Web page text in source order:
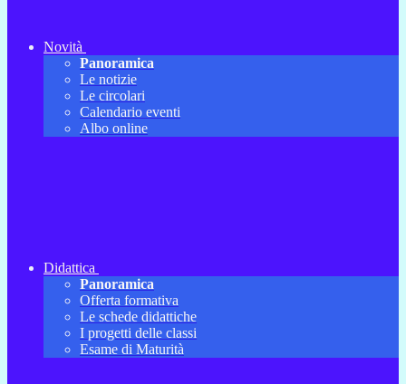
Novità
Panoramica
Le notizie
Le circolari
Calendario eventi
Albo online
Didattica
Panoramica
Offerta formativa
Le schede didattiche
I progetti delle classi
Esame di Maturità